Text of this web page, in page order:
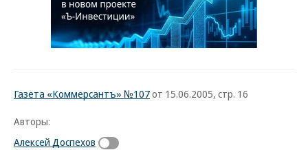
Газета «Коммерсантъ» №107от 15.06.2005, стр. 16
Авторы:
Алексей Доспехов